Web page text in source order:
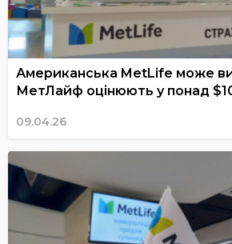
Американська MetLife може
МетЛайф оцінюють у понад
09.04.26